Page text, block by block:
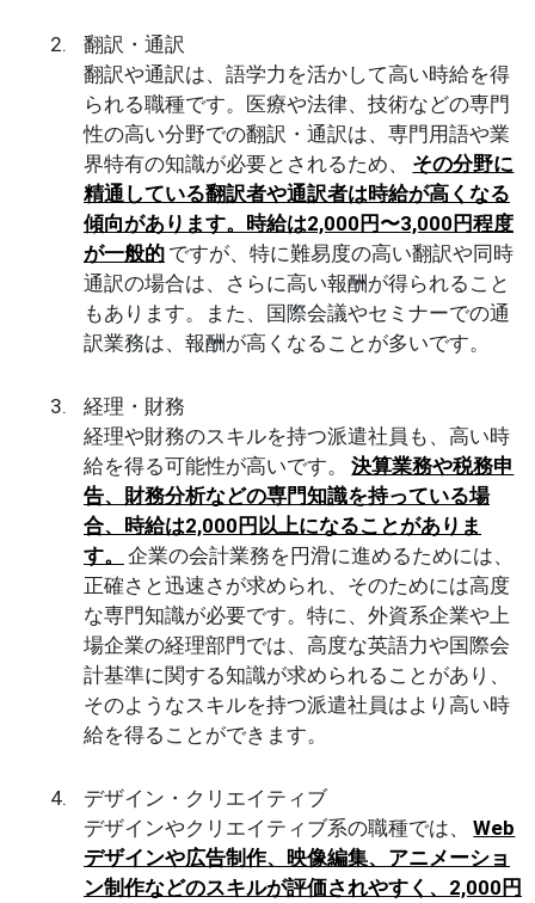
翻訳・通訳
翻訳や通訳は、語学力を活かして高い時給を得
られる職種です。医療や法律、技術などの専門
性の高い分野での翻訳・通訳は、専門用語や業
界特有の知識が必要とされるため、
その分野に
精通している翻訳者や通訳者は時給が高くなる
傾向があります。時給は2,000円〜3,000円程度
が一般的 ですが、特に難易度の高い翻訳や同時
通訳の場合は、さらに高い報酬が得られること
もあります。また、国際会議やセミナーでの通
訳業務は、報酬が高くなることが多いです。
経理・財務
経理や財務のスキルを持つ派遣社員も、高い時
給を得る可能性が高いです。
決算業務や税務申
告、財務分析などの専門知識を持っている場
合、時給は2,000円以上になることがありま
す。
企業の会計業務を円滑に進めるためには、
正確さと迅速さが求められ、そのためには高度
な専門知識が必要です。特に、外資系企業や上
場企業の経理部門では、高度な英語力や国際会
計基準に関する知識が求められることがあり、
そのようなスキルを持つ派遣社員はより高い時
給を得ることができます。
デザイン・クリエイティブ
デザインやクリエイティブ系の職種では、
Web
デザインや広告制作、映像編集、アニメーショ
ン制作などのスキルが評価されやすく、2,000円